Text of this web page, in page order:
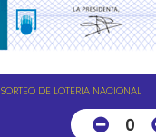
SORTEO DE LOTERIA NACIONAL
0